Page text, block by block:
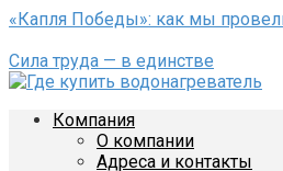
«Капля Победы»: как мы
Сила труда — в единстве
Компания
О компании
Адреса и контакты